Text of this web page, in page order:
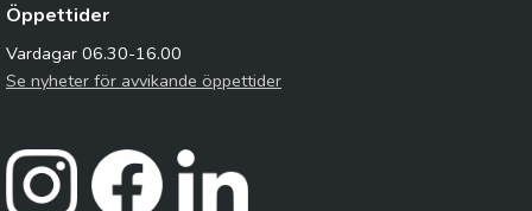
Öppettider
Vardagar 06.30-16.00
Se nyheter för avvikande öppettider